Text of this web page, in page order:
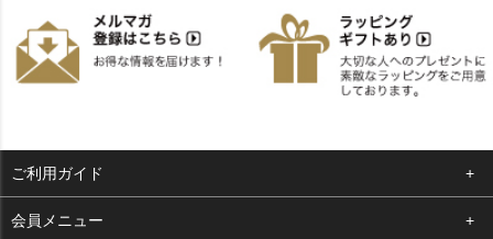
ご利用ガイド
よくある質問
会員メニュー